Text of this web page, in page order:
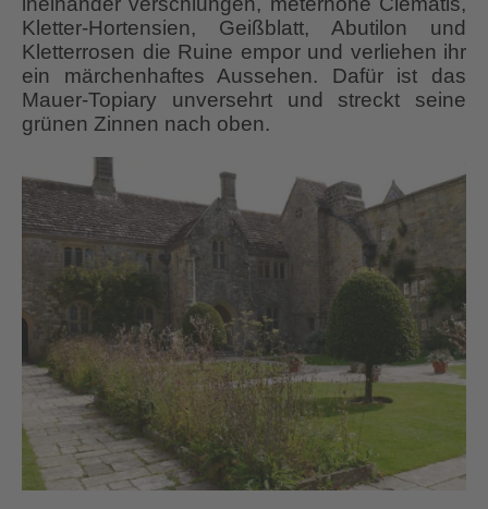
Kletter-Hortensien, Geißblatt, Abutilon und
Kletterrosen die Ruine empor und verliehen ihr
ein märchenhaftes Aussehen. Dafür ist das
Mauer-Topiary unversehrt und streckt seine
grünen Zinnen nach oben.